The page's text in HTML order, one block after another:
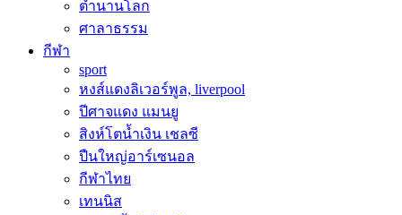
ตำนานโลก
ศาลาธรรม
กีฬา
sport
หงส์แดงลิเวอร์พูล, liverpool
ปีศาจแดง แมนยู
สิงห์โตน้ำเงิน เชลซี
ปืนใหญ่อาร์เซนอล
กีฬาไทย
เทนนิส